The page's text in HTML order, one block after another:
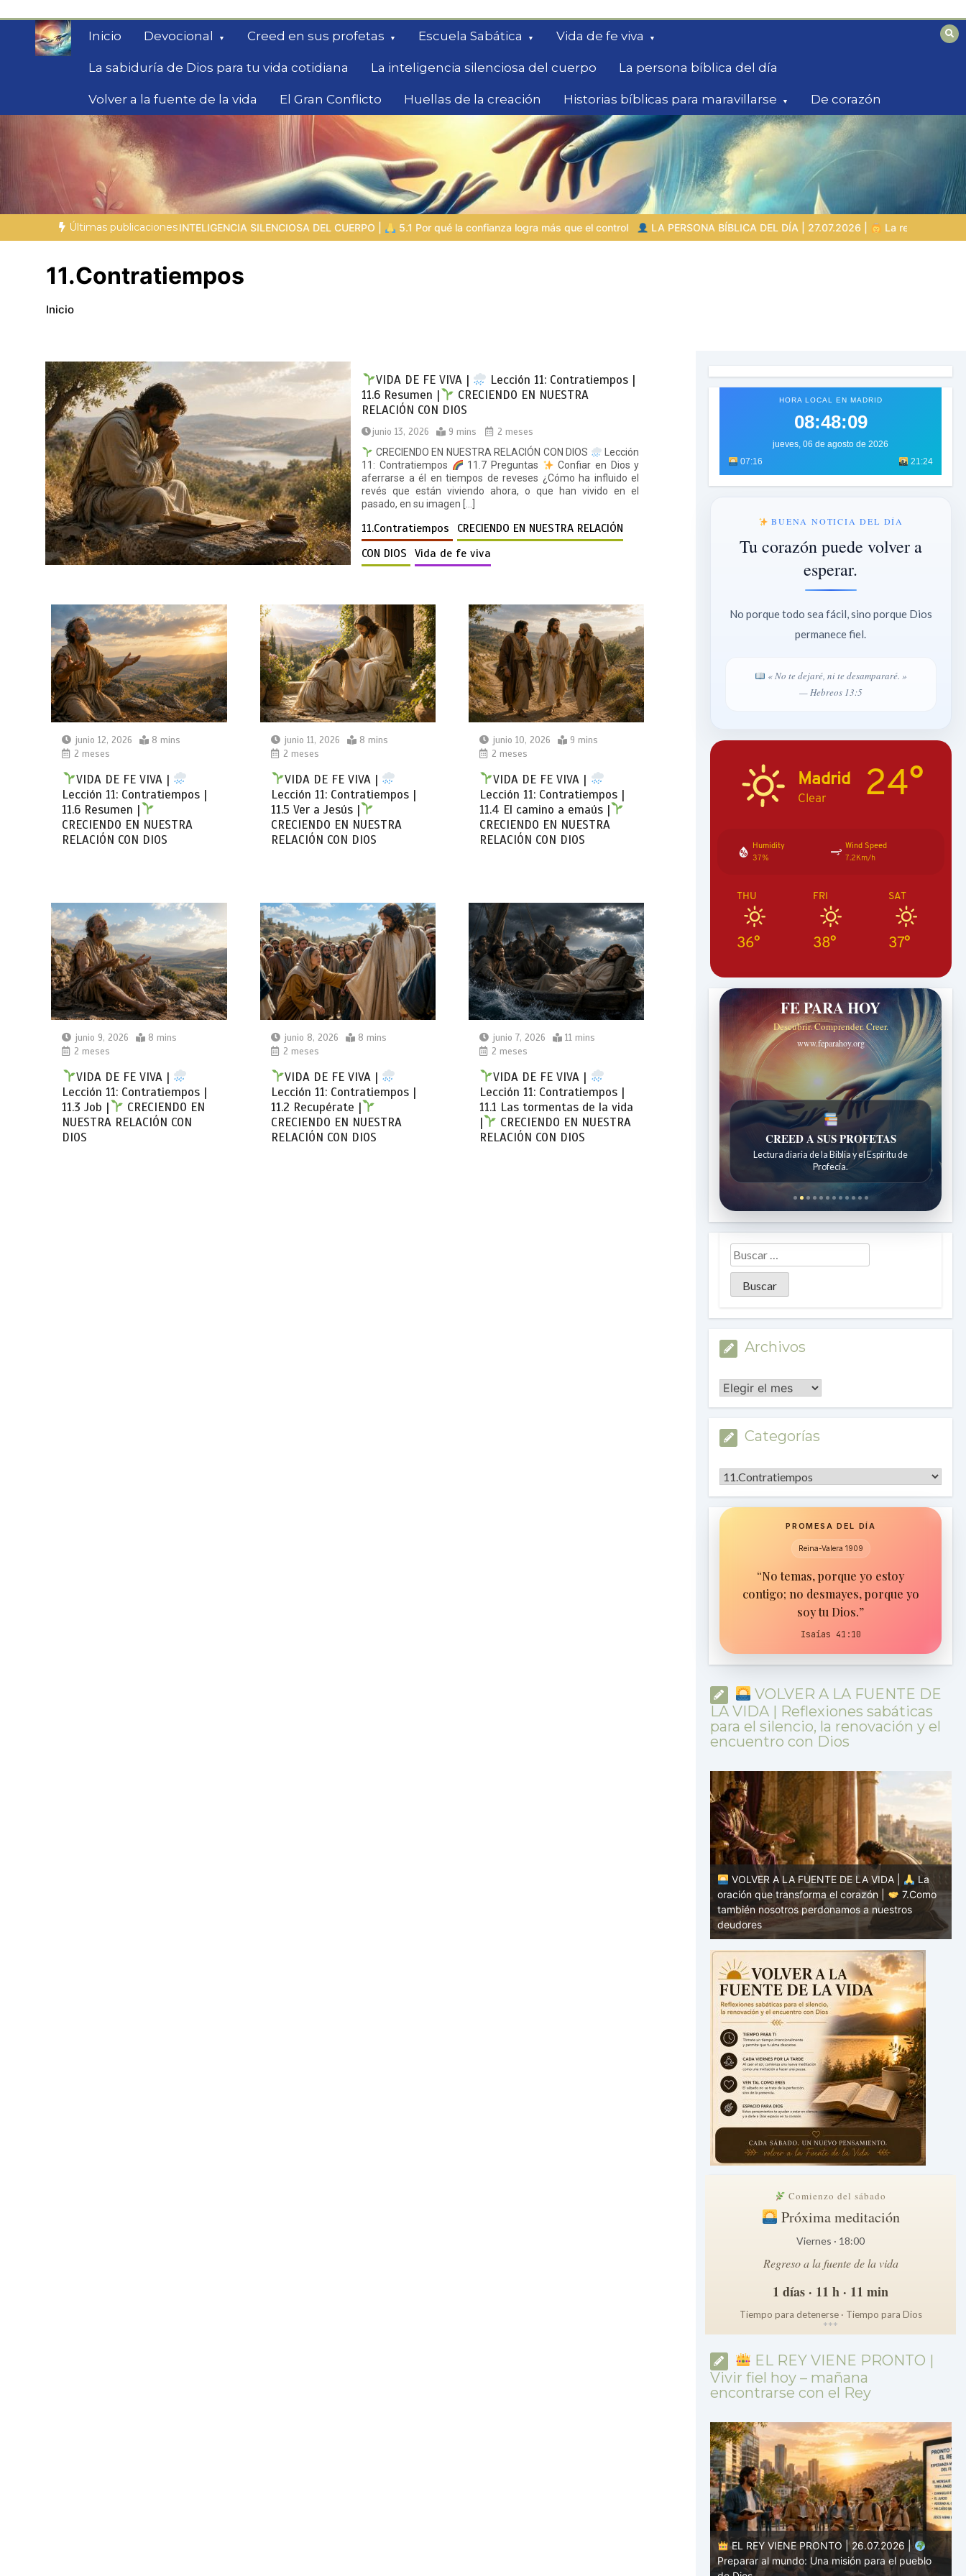
contenido
Inicio Devocional Creed en sus profetas Escuela Sabática Vida de fe viva
La sabiduría de Dios para tu vida cotidiana La inteligencia silenciosa del cuerpo La persona bíblica del día
Volver a la fuente de la vida El Gran Conflicto Huellas de la creación Historias bíblicas para maravillarse De corazón
Fe para Hoy
Reflexiones bíblicas para personas en búsqueda
Últimas publicaciones
LA INTELIGENCIA SILENCIOSA DEL CUERPO | 5.1 Por qué la confianza logra más que el control LA PERSONA BÍBLICA DEL DÍA | 27.07.2026 | La reina de Sabá – la buscadora con grandes
11.Contratiempos
Inicio
VIDA DE FE VIVA |
Lección 11: Contratiempos |
11.6 Resumen |
CRECIENDO EN NUESTRA
RELACIÓN CON DIOS
junio 13, 2026 9 mins
2 meses
CRECIENDO EN NUESTRA RELACIÓN CON DIOS
Lección
11: Contratiempos
11.7 Preguntas
Confiar en Dios y
aferrarse a él en tiempos de reveses ¿Cómo ha influido el
revés que están viviendo ahora, o que han vivido en el
pasado, en su imagen […]
11.Contratiempos
CRECIENDO EN NUESTRA RELACIÓN
CON DIOS
Vida de fe viva
junio 12, 2026
8 mins
2 meses
VIDA DE FE VIVA |
Lección 11: Contratiempos |
11.6 Resumen |
CRECIENDO EN NUESTRA
RELACIÓN CON DIOS
junio 11, 2026
8 mins
2 meses
VIDA DE FE VIVA |
Lección 11: Contratiempos |
11.5 Ver a Jesús |
CRECIENDO EN NUESTRA
RELACIÓN CON DIOS
junio 10, 2026
9 mins
2 meses
VIDA DE FE VIVA |
Lección 11: Contratiempos |
11.4 El camino a emaús |
CRECIENDO EN NUESTRA
RELACIÓN CON DIOS
junio 9, 2026
8 mins
2 meses
VIDA DE FE VIVA |
Lección 11: Contratiempos |
11.3 Job |
CRECIENDO EN
NUESTRA RELACIÓN CON
DIOS
junio 8, 2026
8 mins
2 meses
VIDA DE FE VIVA |
Lección 11: Contratiempos |
11.2 Recupérate |
CRECIENDO EN NUESTRA
RELACIÓN CON DIOS
junio 7, 2026
11 mins
2 meses
VIDA DE FE VIVA |
Lección 11: Contratiempos |
11.1 Las tormentas de la vida
|
CRECIENDO EN NUESTRA
RELACIÓN CON DIOS
HORA LOCAL EN MADRID
08:48:11
jueves, 06 de agosto de 2026
07:16
21:24
BUENA NOTICIA DEL DÍA
Tu corazón puede volver a
esperar.
No porque todo sea fácil, sino porque Dios
permanece fiel.
« No te dejaré, ni te desampararé. »
— Hebreos 13:5
Madrid
Clear 24°
Humidity
37%
Wind Speed
7.2Km/h
THU
36°
FRI
38°
SAT
37°
FE PARA HOY
Descubrir. Comprender. Creer.
www.feparahoy.org
CREED A SUS PROFETAS
Lectura diaria de la Biblia y el Espíritu de
Profecía.
UNA FE VIVA
Reflexiones diarias de la Escuela Sabática.
Archivos
Archivos
Categorías
Categorías
PROMESA DEL DÍA
Reina-Valera 1909
“No temas, porque yo estoy
contigo; no desmayes, porque yo
soy tu Dios.”
Isaías 41:10
VOLVER A LA FUENTE DE
LA VIDA | Reflexiones sabáticas
para el silencio, la renovación y el
encuentro con Dios
VOLVER A LA FUENTE DE LA VIDA |
La
oración que transforma el corazón |
7.Como
también nosotros perdonamos a nuestros
deudores
Comienzo del sábado
Próxima meditación
Viernes · 18:00
Regreso a la fuente de la vida
1 días · 11 h · 11 min
Tiempo para detenerse · Tiempo para Dios
***
EL REY VIENE PRONTO |
Vivir fiel hoy – mañana
encontrarse con el Rey
EL REY VIENE PRONTO | 26.07.2026 |
Preparar al mundo: Una misión para el pueblo